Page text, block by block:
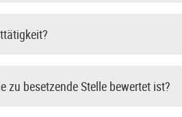
zu besetzende Stelle bewertet ist?